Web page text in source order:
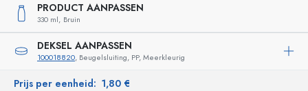
PRODUCT AANPASSEN
330 ml, Bruin
DEKSEL AANPASSEN
100018820, Beugelsluiting, PP, Meerkleurig
Prijs per eenheid: 1,80 €